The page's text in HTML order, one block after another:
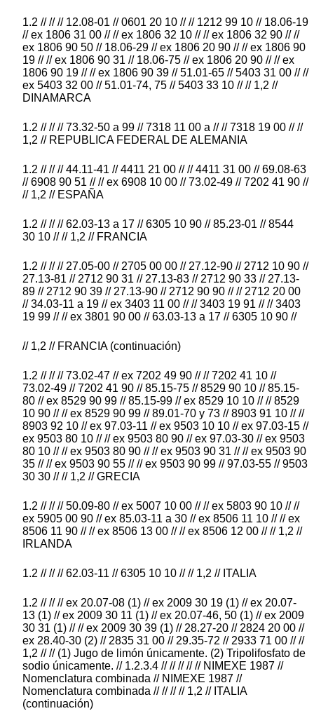
1.2 // // // 12.08-01 // 0601 20 10 // // 1212 99 10 // 18.06-19
// ex 1806 31 00 // // ex 1806 32 10 // // ex 1806 32 90 // //
ex 1806 90 50 // 18.06-29 // ex 1806 20 90 // // ex 1806 90
19 // // ex 1806 90 31 // 18.06-75 // ex 1806 20 90 // // ex
1806 90 19 // // ex 1806 90 39 // 51.01-65 // 5403 31 00 // //
ex 5403 32 00 // 51.01-74, 75 // 5403 33 10 // // 1,2 //
DINAMARCA
1.2 // // // 73.32-50 a 99 // 7318 11 00 a // // 7318 19 00 // //
1,2 // REPUBLICA FEDERAL DE ALEMANIA
1.2 // // // 44.11-41 // 4411 21 00 // // 4411 31 00 // 69.08-63
// 6908 90 51 // // ex 6908 10 00 // 73.02-49 // 7202 41 90 //
// 1,2 // ESPAÑA
1.2 // // // 62.03-13 a 17 // 6305 10 90 // 85.23-01 // 8544
30 10 // // 1,2 // FRANCIA
1.2 // // // 27.05-00 // 2705 00 00 // 27.12-90 // 2712 10 90 //
27.13-81 // 2712 90 31 // 27.13-83 // 2712 90 33 // 27.13-
89 // 2712 90 39 // 27.13-90 // 2712 90 90 // // 2712 20 00
// 34.03-11 a 19 // ex 3403 11 00 // // 3403 19 91 // // 3403
19 99 // // ex 3801 90 00 // 63.03-13 a 17 // 6305 10 90 //
// 1,2 // FRANCIA (continuación)
1.2 // // // 73.02-47 // ex 7202 49 90 // // 7202 41 10 //
73.02-49 // 7202 41 90 // 85.15-75 // 8529 90 10 // 85.15-
80 // ex 8529 90 99 // 85.15-99 // ex 8529 10 10 // // 8529
10 90 // // ex 8529 90 99 // 89.01-70 y 73 // 8903 91 10 // //
8903 92 10 // ex 97.03-11 // ex 9503 10 10 // ex 97.03-15 //
ex 9503 80 10 // // ex 9503 80 90 // ex 97.03-30 // ex 9503
80 10 // // ex 9503 80 90 // // ex 9503 90 31 // // ex 9503 90
35 // // ex 9503 90 55 // // ex 9503 90 99 // 97.03-55 // 9503
30 30 // // 1,2 // GRECIA
1.2 // // // 50.09-80 // ex 5007 10 00 // // ex 5803 90 10 // //
ex 5905 00 90 // ex 85.03-11 a 30 // ex 8506 11 10 // // ex
8506 11 90 // // ex 8506 13 00 // // ex 8506 12 00 // // 1,2 //
IRLANDA
1.2 // // // 62.03-11 // 6305 10 10 // // 1,2 // ITALIA
1.2 // // // ex 20.07-08 (1) // ex 2009 30 19 (1) // ex 20.07-
13 (1) // ex 2009 30 11 (1) // ex 20.07-46, 50 (1) // ex 2009
30 31 (1) // // ex 2009 30 39 (1) // 28.27-20 // 2824 20 00 //
ex 28.40-30 (2) // 2835 31 00 // 29.35-72 // 2933 71 00 // //
1,2 // // (1) Jugo de limón únicamente. (2) Tripolifosfato de
sodio únicamente. // 1.2.3.4 // // // // // NIMEXE 1987 //
Nomenclatura combinada // NIMEXE 1987 //
Nomenclatura combinada // // // // 1,2 // ITALIA
(continuación)